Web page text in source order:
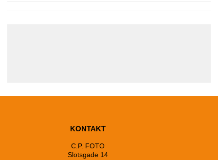
KONTAKT
C.P. FOTO
Slotsgade 14